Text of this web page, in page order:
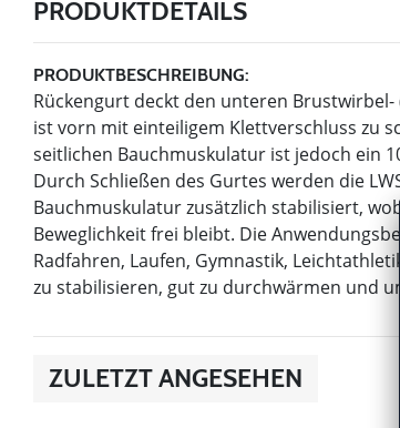
PRODUKTDETAILS
PRODUKTBESCHREIBUNG:
Rückengurt deckt den unteren Brustwirbel-
ist vorn mit einteiligem Klettverschluss zu
seitlichen Bauchmuskulatur ist jedoch ein
Durch Schließen des Gurtes werden die
Bauchmuskulatur zusätzlich stabilisiert,
Beweglichkeit frei bleibt. Die
Radfahren, Laufen, Gymnastik,
zu stabilisieren, gut zu durchwärmen und
ZULETZT ANGESEHEN